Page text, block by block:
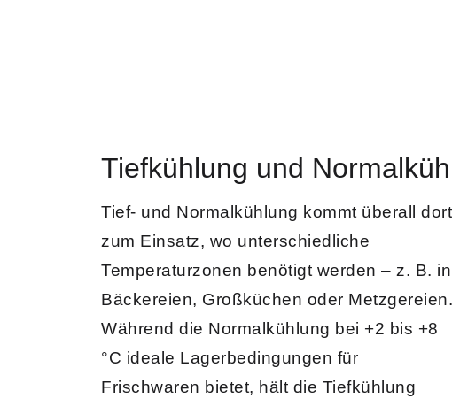
Tiefkühlung und
Tief- und Normalkühlung kommt überall dort
zum Einsatz, wo unterschiedliche
Temperaturzonen benötigt werden – z. B. in
Bäckereien, Großküchen oder Metzgereien.
Während die Normalkühlung bei +2 bis +8
°C ideale Lagerbedingungen für
Frischwaren bietet, hält die Tiefkühlung